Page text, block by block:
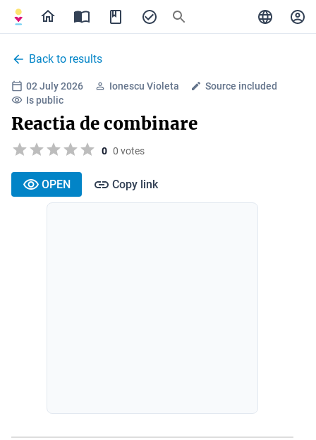
Back to results
02 July 2026 Ionescu Violeta
Source included
Is public
Reactia de combinare
0 0 votes
OPEN Copy link